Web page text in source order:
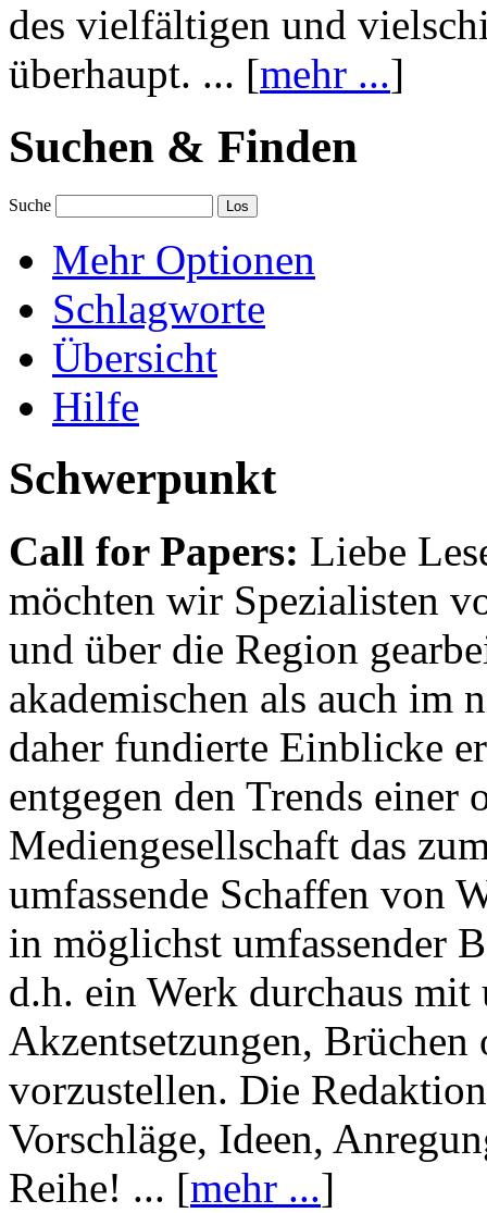
des vielfältigen und
überhaupt. ... [mehr ...]
Suchen & Finden
Suche
Mehr Optionen
Schlagworte
Übersicht
Hilfe
Schwerpunkt
Call for Papers: Liebe
möchten wir Spezialisten
und über die Region
akademischen als auch im
daher fundierte Einblicke
entgegen den Trends einer
Mediengesellschaft das
umfassende Schaffen von
in möglichst umfassender
d.h. ein Werk durchaus mit
Akzentsetzungen, Brüchen
vorzustellen. Die
Vorschläge, Ideen,
Reihe! ... [mehr ...]